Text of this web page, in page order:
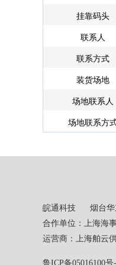
挂靠码头
联系人
联系方式
装货场地
场地联系人
场地联系方
皖通科技 烟台
合作单位：上海海
运营商：上海舶
鲁ICP备05016100号